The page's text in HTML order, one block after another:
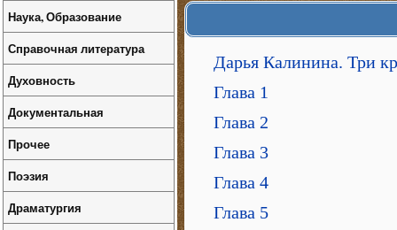
Дарья Калинина. Три
Глава 1
Глава 2
Глава 3
Глава 4
Глава 5
Наука, Образование
Справочная литература
Духовность
Документальная
Прочее
Поэзия
Драматургия